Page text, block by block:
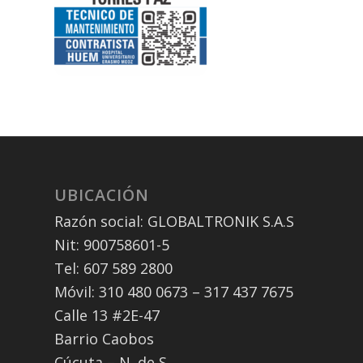
UBICACIÓN
Razón social: GLOBALTRONIK S.A.S
Nit: 900758601-5
Tel: 607 589 2800
Móvil: 310 480 0673 – 317 437 7675
Calle 13 #2E-47
Barrio Caobos